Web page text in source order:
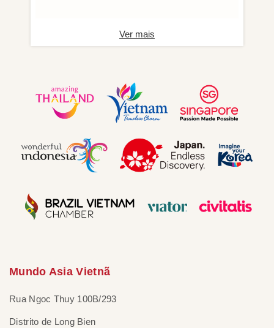
Ver mais
Mundo Asia Vietnã
Rua Ngoc Thuy 100B/293
Distrito de Long Bien